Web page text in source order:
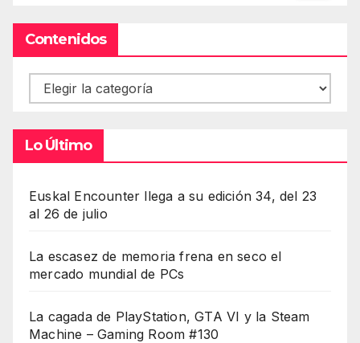
Contenidos
Contenidos
Lo Último
Euskal Encounter llega a su edición 34, del 23
al 26 de julio
La escasez de memoria frena en seco el
mercado mundial de PCs
La cagada de PlayStation, GTA VI y la Steam
Machine – Gaming Room #130